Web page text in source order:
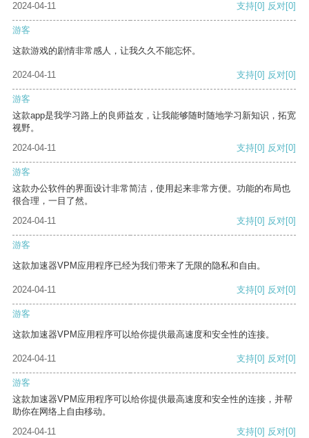
2024-04-11 支持[0] 反对[0]
游客
这款游戏的剧情非常感人，让我久久不能忘怀。
2024-04-11 支持[0] 反对[0]
游客
这款app是我学习路上的良师益友，让我能够随时随地学习新知识，拓宽
视野。
2024-04-11
支持[0] 反对[0]
游客
这款办公软件的界面设计非常简洁，使用起来非常方便。功能的布局也
很合理，一目了然。
2024-04-11
支持[0] 反对[0]
游客
这款加速器VPM应用程序已经为我们带来了无限的隐私和自由。
2024-04-11 支持[0] 反对[0]
游客
这款加速器VPM应用程序可以给你提供最高速度和安全性的连接。
2024-04-11 支持[0] 反对[0]
游客
这款加速器VPM应用程序可以给你提供最高速度和安全性的连接，并帮
助你在网络上自由移动。
2024-04-11
支持[0] 反对[0]